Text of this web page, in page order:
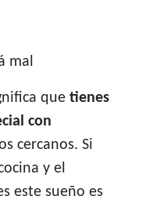
mal
que tienes
con
cercanos. Si
y el
este sueño es